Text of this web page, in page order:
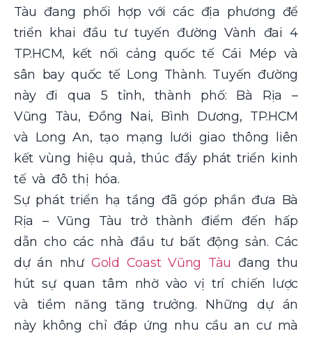
Tàu đang phối hợp với các địa phương để
triển khai đầu tư tuyến đường Vành đai 4
TP.HCM, kết nối cảng quốc tế Cái Mép và
sân bay quốc tế Long Thành. Tuyến đường
này đi qua 5 tỉnh, thành phố: Bà Rịa –
Vũng Tàu, Đồng Nai, Bình Dương, TP.HCM
và Long An, tạo mạng lưới giao thông liên
kết vùng hiệu quả, thúc đẩy phát triển kinh
tế và đô thị hóa.
Sự phát triển hạ tầng đã góp phần đưa Bà
Rịa – Vũng Tàu trở thành điểm đến hấp
dẫn cho các nhà đầu tư bất động sản. Các
dự án như Gold Coast Vũng Tàu đang thu
hút sự quan tâm nhờ vào vị trí chiến lược
và tiềm năng tăng trưởng. Những dự án
này không chỉ đáp ứng nhu cầu an cư mà